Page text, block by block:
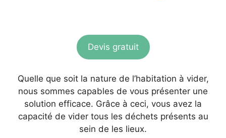
Devis gratuit
Quelle que soit la nature de l’habitation à vider,
nous sommes capables de vous présenter une
solution efficace. Grâce à ceci, vous avez la
capacité de vider tous les déchets présents au
sein de les lieux.